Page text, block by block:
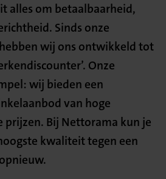
alles om betaalbaarheid,
Sinds onze
wij ons ontwikkeld tot
Onze
wij bieden een
van hoge
prijzen. Bij Nettorama kun je
kwaliteit tegen een